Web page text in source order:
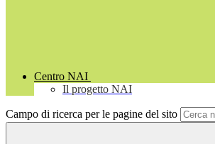
Centro NAI
Il progetto NAI
Campo di ricerca per le pagine del sito